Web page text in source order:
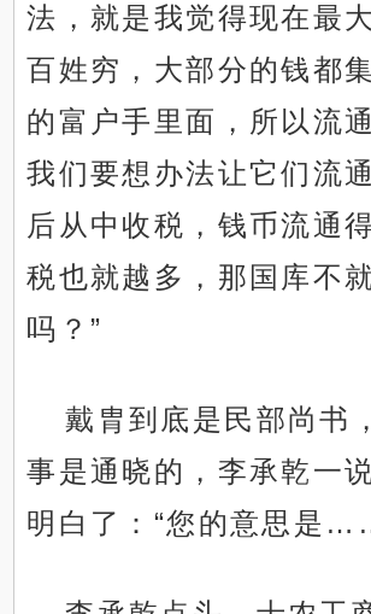
法，就是我觉得现在最
百姓穷，大部分的钱都
的富户手里面，所以流
我们要想办法让它们流
后从中收税，钱币流通
税也就越多，那国库不
吗？”
戴胄到底是民部尚书
事是通晓的，李承乾一
明白了：“您的意思是